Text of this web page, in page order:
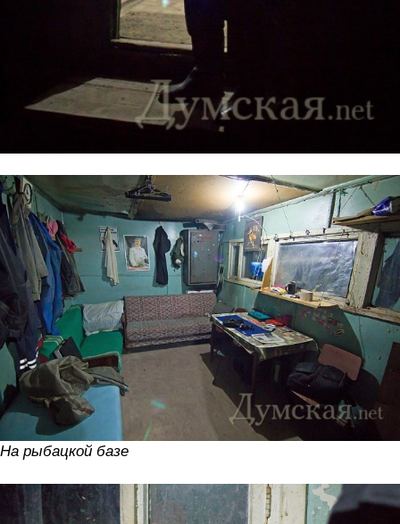
На рыбацкой базе